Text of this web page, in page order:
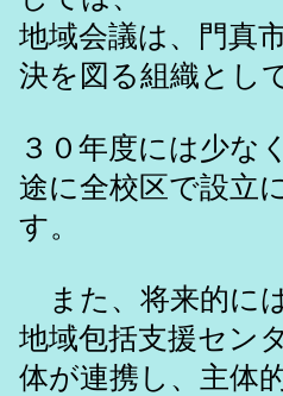
地域会議は、門真
決を図る組織とし
３０年度には少な
途に全校区で設立
す。
また、将来的に
地域包括支援セン
体が連携し、主体